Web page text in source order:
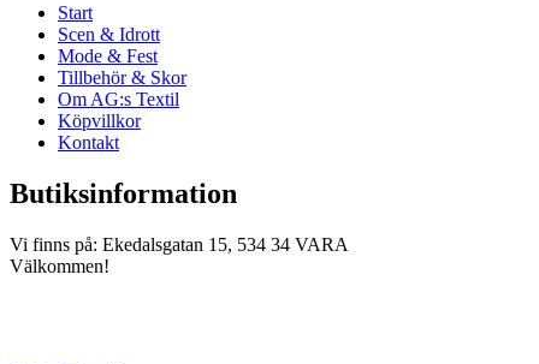
Start
Scen & Idrott
Mode & Fest
Tillbehör & Skor
Om AG:s Textil
Köpvillkor
Kontakt
Butiksinformation
Vi finns på: Ekedalsgatan 15, 534 34 VARA
Välkommen!